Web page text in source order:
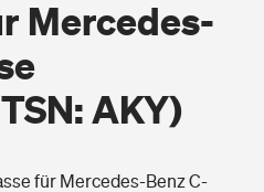
Mercedes-
AKY)
für Mercedes-Benz C-